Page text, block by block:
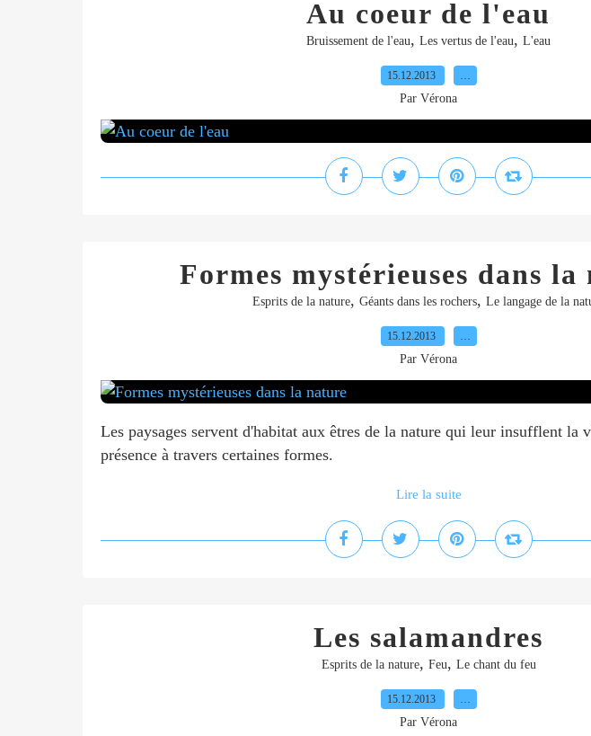
Au coeur de l'eau
Bruissement de l'eau, Les vertus de l'eau, L'eau
15.12.2013 …
Par Vérona
Formes mystérieuses dans la
Esprits de la nature, Géants dans les rochers, Le langage de la
15.12.2013 …
Par Vérona
Les paysages servent d'habitat aux êtres de la nature qui leur insufflent la
présence à travers certaines formes.
Lire la suite
Les salamandres
Esprits de la nature, Feu, Le chant du feu
15.12.2013 …
Par Vérona